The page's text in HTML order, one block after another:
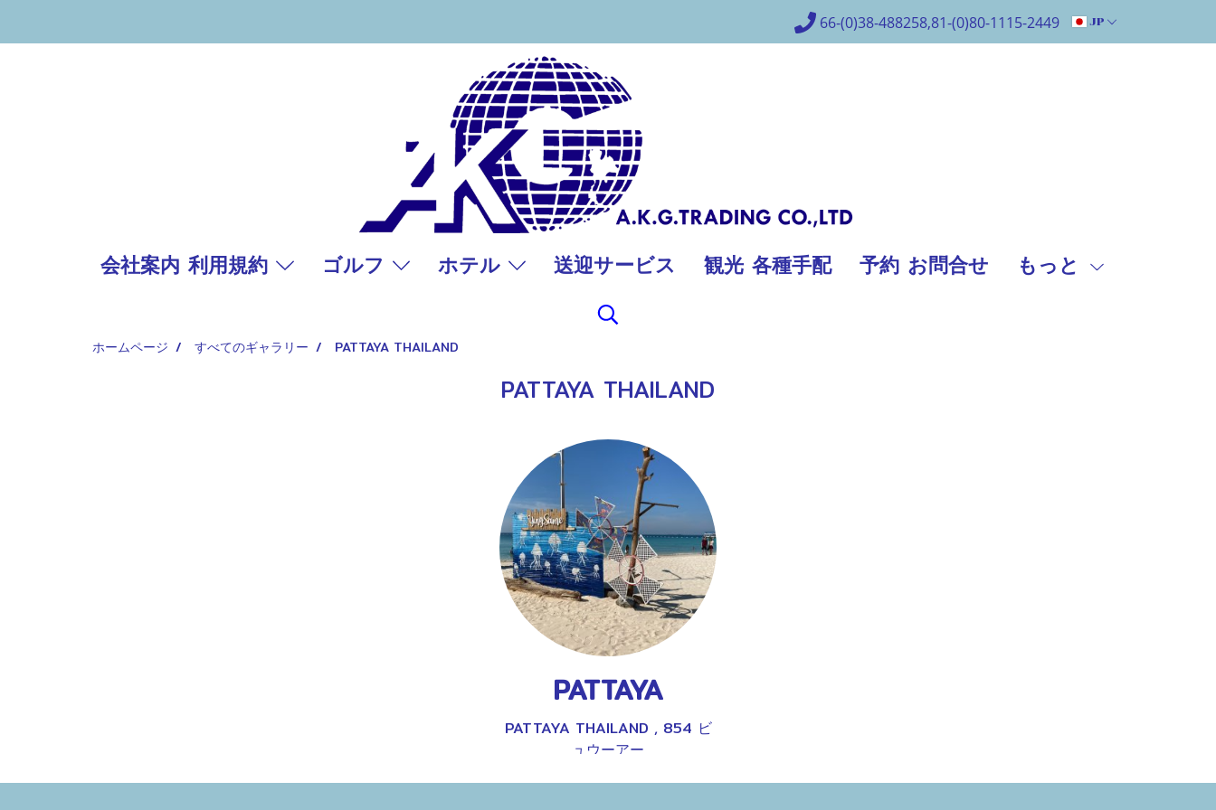
66-(0)38-488258,81-(0)80-1115-2449 JP
会社案内 利用規約 ゴルフ ホテル 送迎サービス 観光 各種手配 予約 お問合せ もっと
ホームページ すべてのギャラリー PATTAYA THAILAND
PATTAYA THAILAND
PATTAYA
PATTAYA THAILAND , 854 ビ
ュウーアー